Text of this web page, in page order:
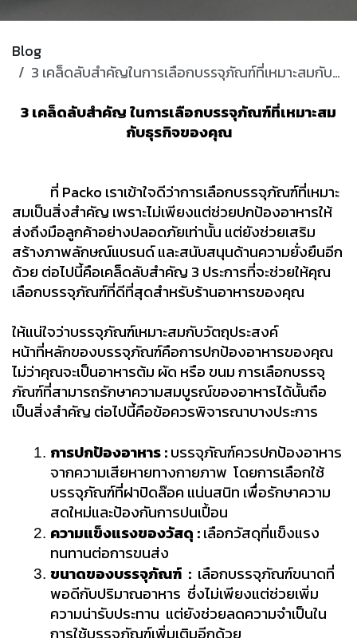
Blog
3 เคล็ดลับสำคัญในการเลือกบรรจุภัณฑ์ที่เหมาะสมกับธุรกิจของคุณ
3 เคล็ดลับสำคัญ ในการเลือกบรรจุภัณฑ์ที่เหมาะสม
กับธุรกิจของคุณ
ที่ Packo เราเข้าใจดีว่าการเลือกบรรจุภัณฑ์ที่เหมาะ
สมเป็นสิ่งสำคัญ เพราะไม่เพียงแต่ช่วยปกป้องอาหารให้
ส่งถึงมือลูกค้าอย่างปลอดภัยเท่านั้น แต่ยังช่วยเสริม
สร้างภาพลักษณ์แบรนด์ และสนับสนุนด้านความยั่งยืนอีก
ด้วย ต่อไปนี้คือเคล็ดลับสำคัญ 3 ประการที่จะช่วยให้คุณ
เลือกบรรจุภัณฑ์ที่ดีที่สุดสำหรับร้านอาหารของคุณ
ให้แน่ใจว่าบรรจุภัณฑ์เหมาะสมกับวัตถุประสงค์
หน้าที่หลักของบรรจุภัณฑ์คือการปกป้องอาหารของคุณ
ไม่ว่าคุณจะเป็นอาหารต้ม ผัด หรือ ขนม การเลือกบรรจุ
ภัณฑ์ที่สามารถรักษาความสมบูรณ์ของอาหารได้นั้นถือ
เป็นสิ่งสำคัญ ต่อไปนี้คือข้อควรพิจารณาบางประการ
การปกป้องอาหาร : บรรจุภัณฑ์ควรปกป้องอาหาร
จากความเสียหายทางกายภาพ  โดยการเลือกใช้
บรรจุภัณฑ์ที่ฝาปิดล๊อค แน่นสนิท เพื่อรักษาความ
สดใหม่และป้องกันการปนเปื้อน
ความแข็งแรงของวัสดุ : เลือกวัสดุที่แข็งแรง
ทนทานต่อการขนส่ง
ขนาดของบรรจุภัณฑ์  :
  เลือกบรรจุภัณฑ์ขนาดที่
พอดีกับปริมาณอาหาร  ซึ่งไม่เพียงแต่ช่วยเพิ่ม
ความน่ารับประทาน  แต่ยังช่วยลดความจำเป็นใน
การใช้บรรจุภัณฑ์เพิ่มเติมอีกด้วย